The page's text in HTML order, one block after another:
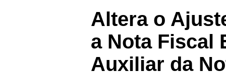
Altera o
a Nota Fiscal
Auxiliar da